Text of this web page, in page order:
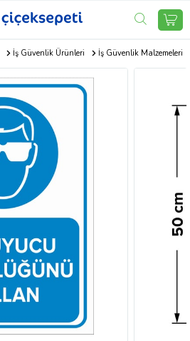
İş Güvenlik Ürünleri İş Güvenlik Malzemeleri